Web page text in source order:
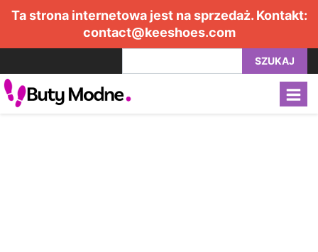
Ta strona internetowa jest na sprzedaż. Kontakt:
contact@keeshoes.com
SZUKAJ